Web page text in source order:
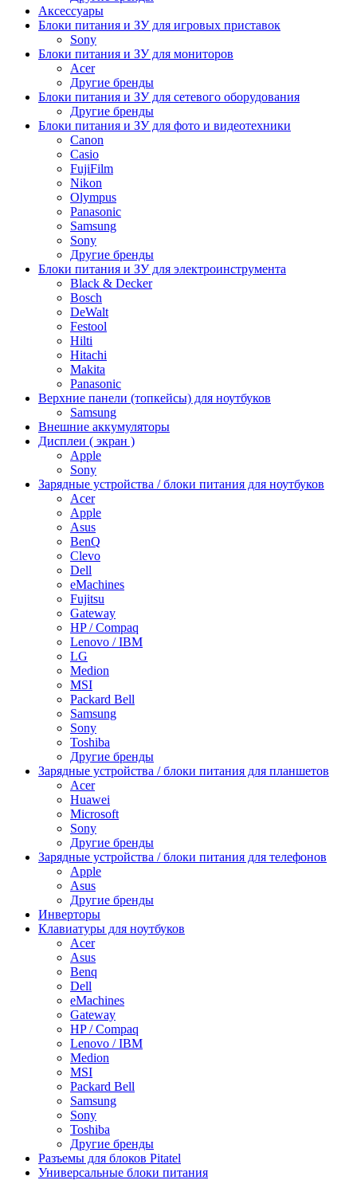
Аксессуары
Блоки питания и ЗУ для игровых приставок
Sony
Блоки питания и ЗУ для мониторов
Acer
Другие бренды
Блоки питания и ЗУ для сетевого оборудования
Другие бренды
Блоки питания и ЗУ для фото и видеотехники
Canon
Casio
FujiFilm
Nikon
Olympus
Panasonic
Samsung
Sony
Другие бренды
Блоки питания и ЗУ для электроинструмента
Black & Decker
Bosch
DeWalt
Festool
Hilti
Hitachi
Makita
Panasonic
Верхние панели (топкейсы) для ноутбуков
Samsung
Внешние аккумуляторы
Дисплеи ( экран )
Apple
Sony
Зарядные устройства / блоки питания для ноутбуков
Acer
Apple
Asus
BenQ
Clevo
Dell
eMachines
Fujitsu
Gateway
HP / Compaq
Lenovo / IBM
LG
Medion
MSI
Packard Bell
Samsung
Sony
Toshiba
Другие бренды
Зарядные устройства / блоки питания для планшетов
Acer
Huawei
Microsoft
Sony
Другие бренды
Зарядные устройства / блоки питания для телефонов
Apple
Asus
Другие бренды
Инверторы
Клавиатуры для ноутбуков
Acer
Asus
Benq
Dell
eMachines
Gateway
HP / Compaq
Lenovo / IBM
Medion
MSI
Packard Bell
Samsung
Sony
Toshiba
Другие бренды
Разъемы для блоков Pitatel
Универсальные блоки питания